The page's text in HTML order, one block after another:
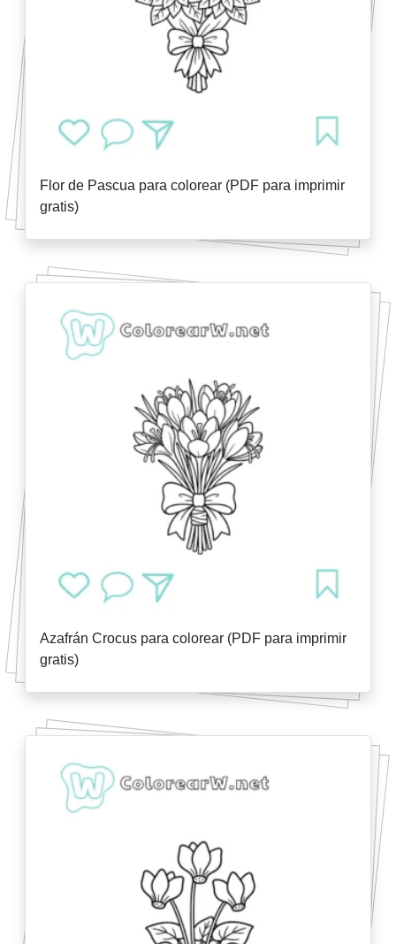
Flor de Pascua para colorear (PDF para imprimir
gratis)
Azafrán Crocus para colorear (PDF para imprimir
gratis)